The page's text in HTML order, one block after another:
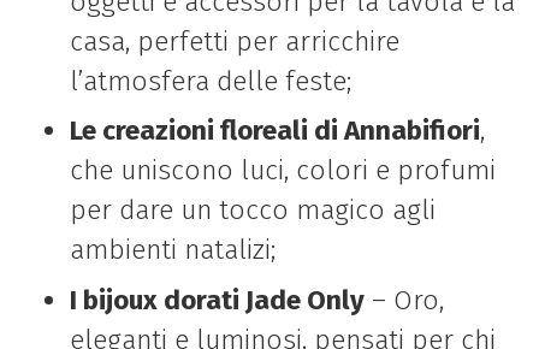
casa, perfetti per arricchire
l’atmosfera delle feste;
Le creazioni floreali di Annabifiori,
che uniscono luci, colori e profumi
per dare un tocco magico agli
ambienti natalizi;
I bijoux dorati Jade Only– Oro,
eleganti e luminosi, pensati per chi